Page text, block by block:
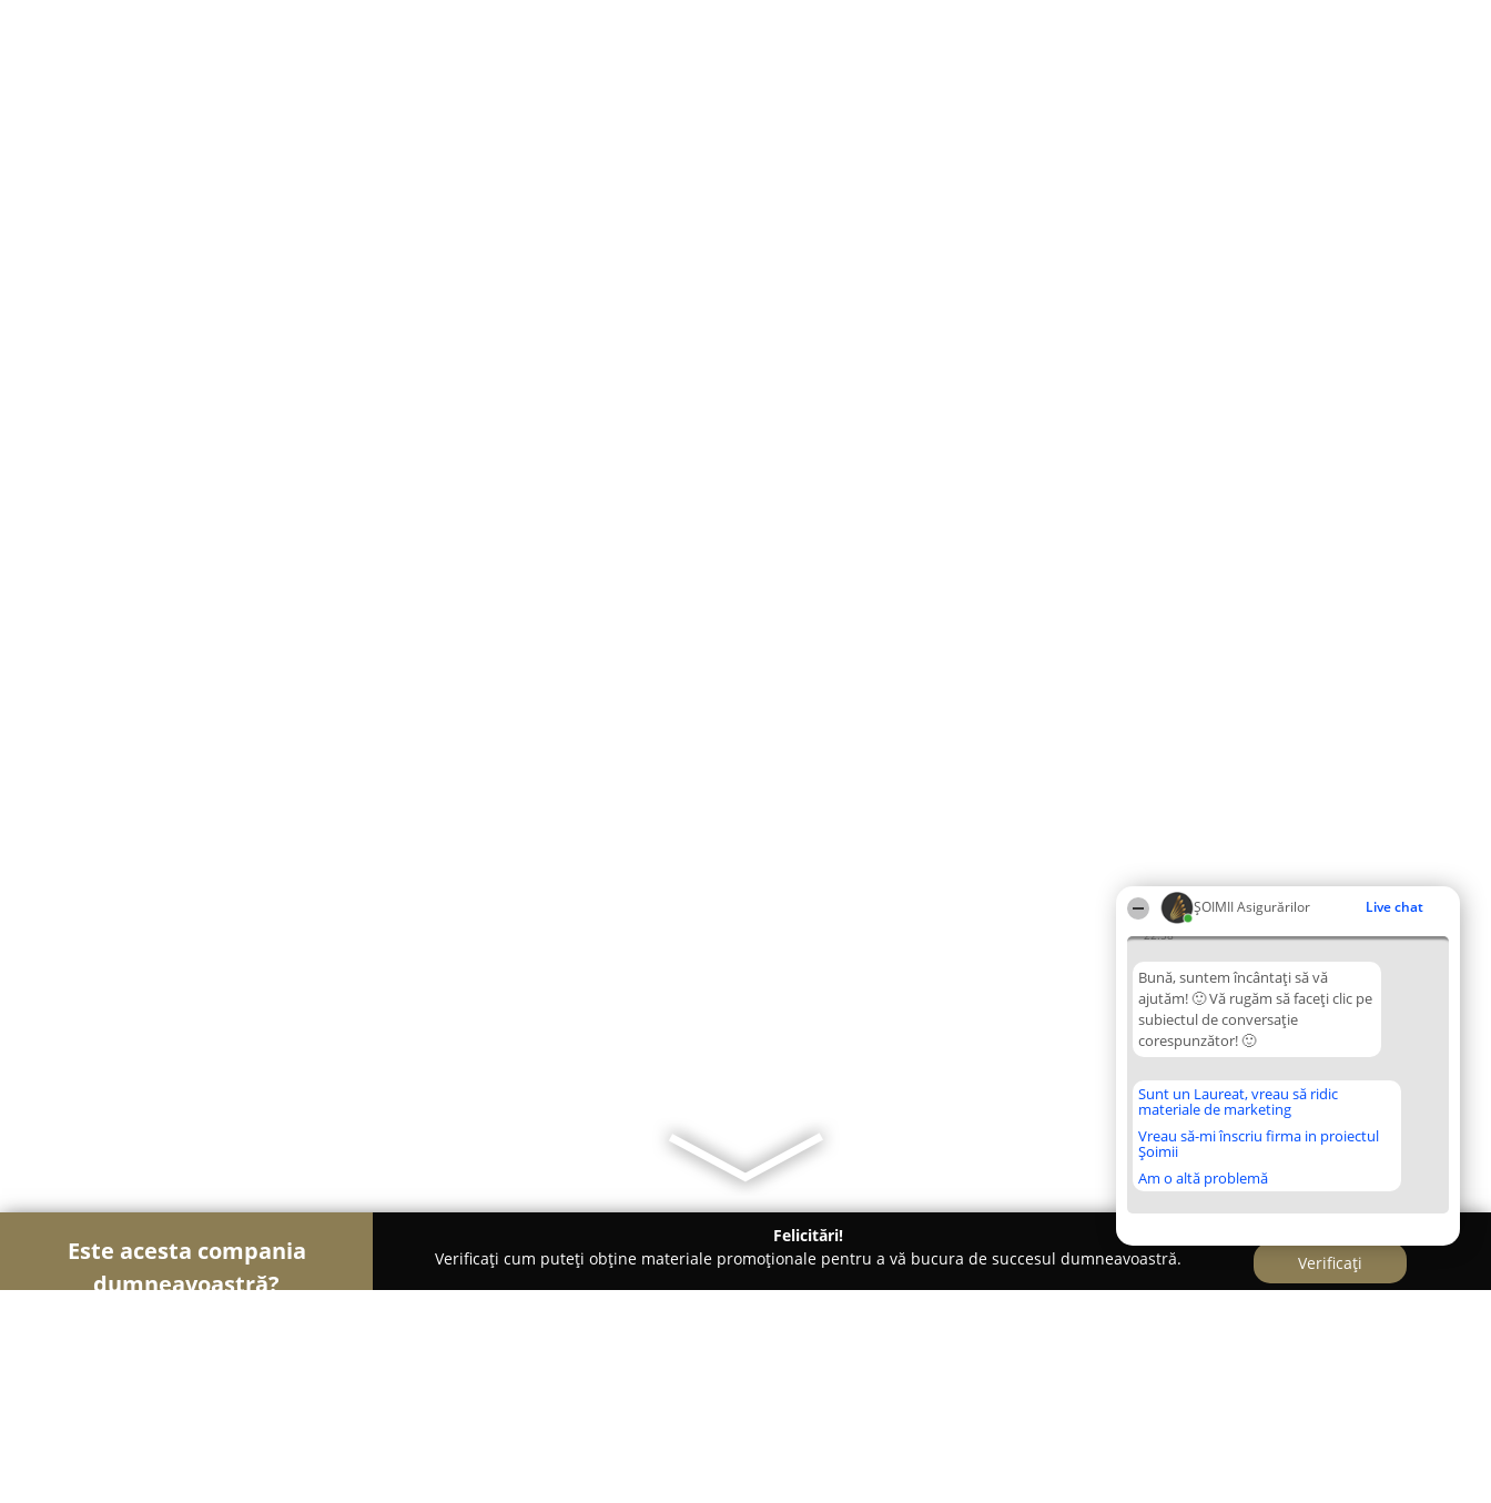
ȘOIMII Asigurărilor Live chat
22:58
Bună, suntem încântați să vă
ajutăm! 🙂 Vă rugăm să faceți clic pe
subiectul de conversație
corespunzător! 🙂
Sunt un Laureat, vreau să ridic
materiale de marketing
Vreau să-mi înscriu firma in proiectul
Șoimii
Am o altă problemă
Este acesta compania
dumneavoastră?
Felicitări!
Verificați cum puteți obține materiale promoționale pentru a vă bucura de succesul dumneavoastră.
Verificați